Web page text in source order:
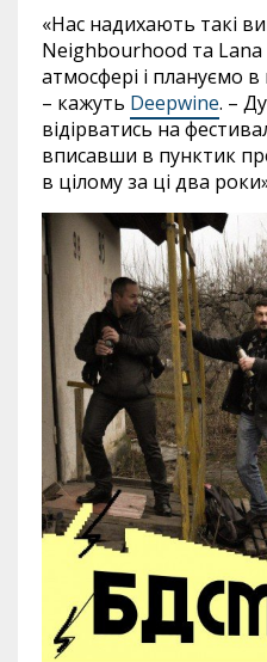
«Нас надихають такі
Neighbourhood та Lana
атмосфері і плануємо
– кажуть Deepwine. –
відірватись на
вписавши в пунктик
в цілому за ці два